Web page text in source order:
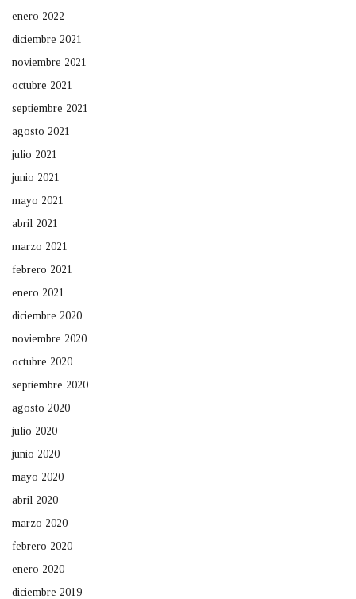
enero 2022
diciembre 2021
noviembre 2021
octubre 2021
septiembre 2021
agosto 2021
julio 2021
junio 2021
mayo 2021
abril 2021
marzo 2021
febrero 2021
enero 2021
diciembre 2020
noviembre 2020
octubre 2020
septiembre 2020
agosto 2020
julio 2020
junio 2020
mayo 2020
abril 2020
marzo 2020
febrero 2020
enero 2020
diciembre 2019